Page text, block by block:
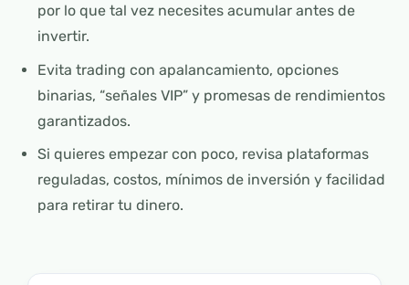
por lo que tal vez necesites acumular antes de
invertir.
Evita trading con apalancamiento, opciones
binarias, “señales VIP” y promesas de rendimientos
garantizados.
Si quieres empezar con poco, revisa plataformas
reguladas, costos, mínimos de inversión y facilidad
para retirar tu dinero.